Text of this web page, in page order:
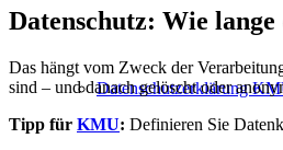
Datenschutzerklärung
Datenschutz: Wie
Das hängt vom Zweck der
sind – und danach gelöscht oder
Tipp für KMU: Definieren Sie